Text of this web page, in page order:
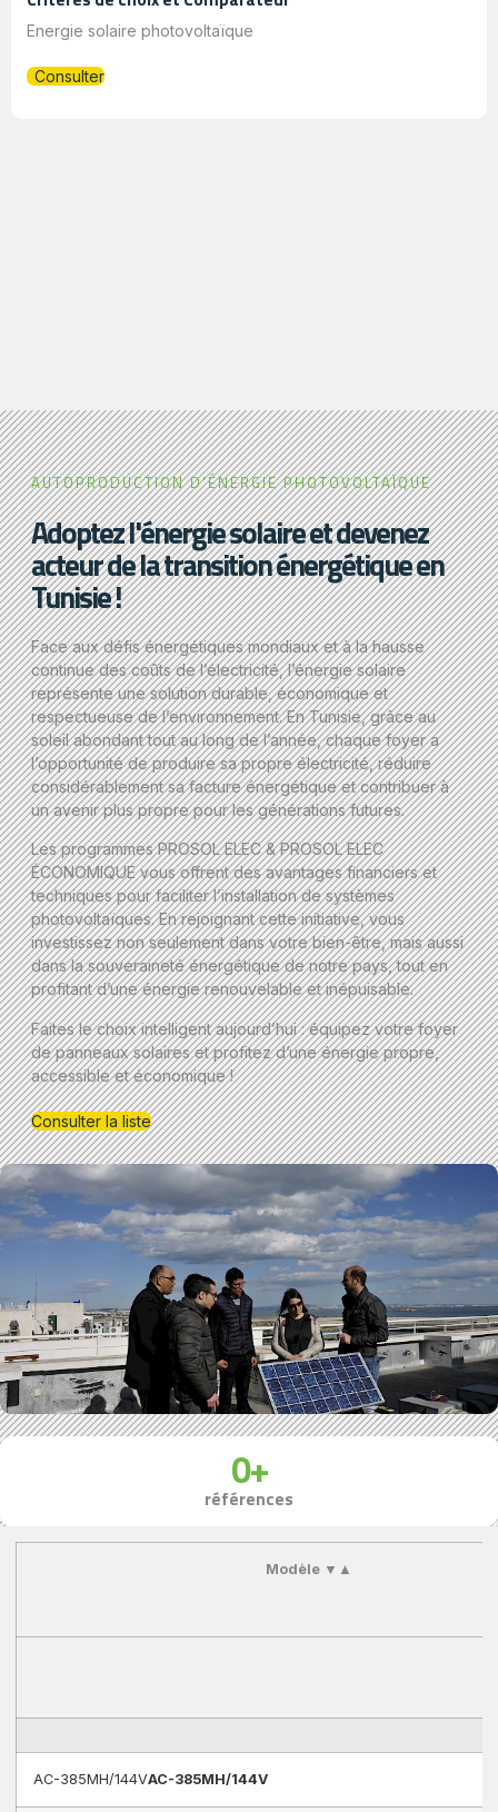
Energie solaire photovoltaïque
Consulter
AUTOPRODUCTION D'ÉNERGIE PHOTOVOLTAÏQUE
Adoptez l'énergie solaire et devenez
acteur de la transition énergétique en
Tunisie !
Face aux défis énergétiques mondiaux et à la hausse
continue des coûts de l’électricité, l’énergie solaire
représente une solution durable, économique et
respectueuse de l’environnement. En Tunisie, grâce au
soleil abondant tout au long de l’année, chaque foyer a
l’opportunité de produire sa propre électricité, réduire
considérablement sa facture énergétique et contribuer à
un avenir plus propre pour les générations futures.
Les programmes PROSOL ELEC & PROSOL ELEC
ÉCONOMIQUE vous offrent des avantages financiers et
techniques pour faciliter l’installation de systèmes
photovoltaïques. En rejoignant cette initiative, vous
investissez non seulement dans votre bien-être, mais aussi
dans la souveraineté énergétique de notre pays, tout en
profitant d’une énergie renouvelable et inépuisable.
Faites le choix intelligent aujourd’hui : équipez votre foyer
de panneaux solaires et profitez d’une énergie propre,
accessible et économique !
Consulter la liste
0+
références
Modèle ▼ ▲
AC-385MH/144VAC-385MH/144V